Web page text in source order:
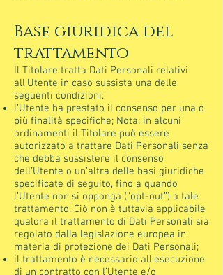
Base giuridica del
trattamento
Il Titolare tratta Dati Personali relativi
all’Utente in caso sussista una delle
seguenti condizioni:
l’Utente ha prestato il consenso per una o
più finalità specifiche; Nota: in alcuni
ordinamenti il Titolare può essere
autorizzato a trattare Dati Personali senza
che debba sussistere il consenso
dell’Utente o un’altra delle basi giuridiche
specificate di seguito, fino a quando
l’Utente non si opponga (“opt-out”) a tale
trattamento. Ciò non è tuttavia applicabile
qualora il trattamento di Dati Personali sia
regolato dalla legislazione europea in
materia di protezione dei Dati Personali;
il trattamento è necessario all'esecuzione
di un contratto con l’Utente e/o